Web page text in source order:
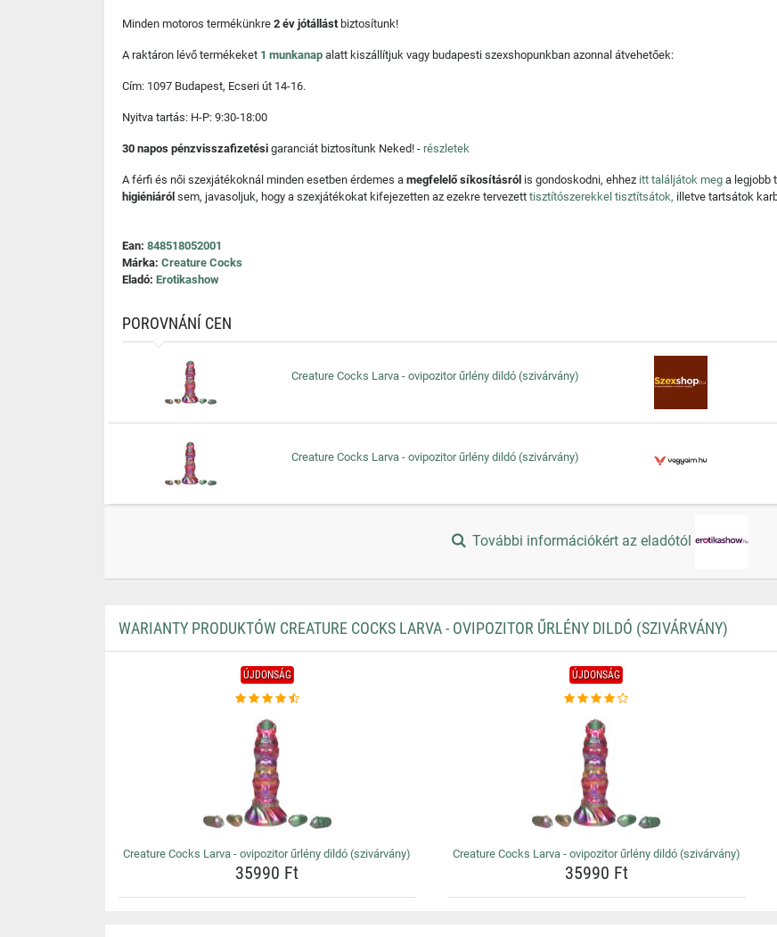
Minden motoros termékünkre 2 év jótállást biztosítunk!
A raktáron lévő termékeket 1 munkanap alatt kiszállítjuk vagy budapesti szexshopunkban azonnal átvehetőek:
Cím: 1097 Budapest, Ecseri út 14-16.
Nyitva tartás: H-P: 9:30-18:00
30 napos pénzvisszafizetési garanciát biztosítunk Neked! - részletek
A férfi és női szexjátékoknál minden esetben érdemes a megfelelő síkosításról is gondoskodni, ehhez itt találjátok meg a legjobb
higiéniáról sem, javasoljuk, hogy a szexjátékokat kifejezetten az ezekre tervezett tisztítószerekkel tisztítsátok, illetve tartsátok
Ean: 848518052001
Márka: Creature Cocks
Eladó: Erotikashow
POROVNÁNÍ CEN
Creature Cocks Larva - ovipozitor űrlény dildó (szivárvány)
Creature Cocks Larva - ovipozitor űrlény dildó (szivárvány)
További információkért az eladótól
WARIANTY PRODUKTÓW CREATURE COCKS LARVA - OVIPOZITOR ŰRLÉNY DILDÓ (SZIVÁRVÁNY)
ÚJDONSÁG
Creature Cocks Larva - ovipozitor űrlény dildó (szivárvány)
35990 Ft
ÚJDONSÁG
Creature Cocks Larva - ovipozitor űrlény dildó (szivárvány)
35990 Ft